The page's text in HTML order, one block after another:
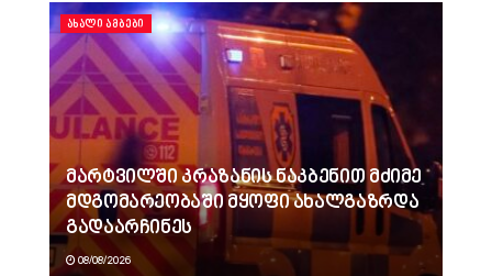
ᲐᲮᲐᲚᲘ ᲐᲛᲑᲔᲑᲘ
მარტვილში კრაზანის ნაკბენით მძიმე
მდგომარეობაში მყოფი ახალგაზრდა
გადაარჩინეს
08/08/2026